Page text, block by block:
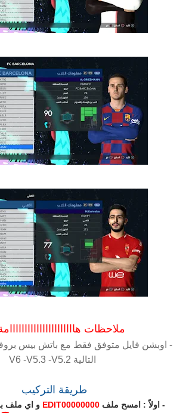
ملاحظات
- اوبشن فايل متوفق فقط مع باتش بيس
التالية V6 -V5.3 -V5.2
طريقة التركيب
- اولاً : امسح ملف EDIT00000000 و اي ملف